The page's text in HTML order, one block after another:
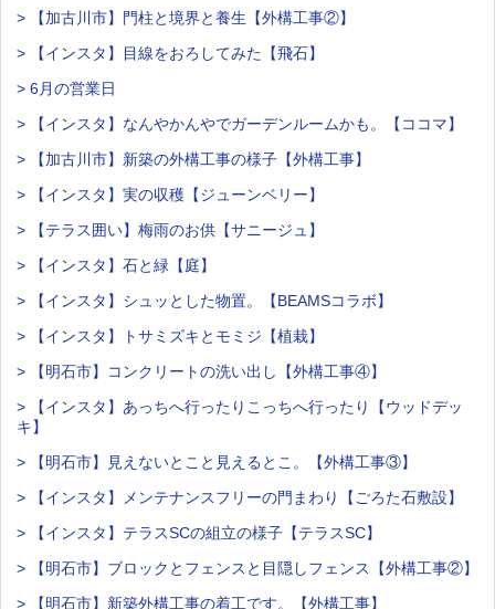
> 【加古川市】門柱と境界と養生【外構工事②】
> 【インスタ】目線をおろしてみた【飛石】
> 6月の営業日
> 【インスタ】なんやかんやでガーデンルームかも。【ココマ】
> 【加古川市】新築の外構工事の様子【外構工事】
> 【インスタ】実の収穫【ジューンベリー】
> 【テラス囲い】梅雨のお供【サニージュ】
> 【インスタ】石と緑【庭】
> 【インスタ】シュッとした物置。【BEAMSコラボ】
> 【インスタ】トサミズキとモミジ【植栽】
> 【明石市】コンクリートの洗い出し【外構工事④】
> 【インスタ】あっちへ行ったりこっちへ行ったり【ウッドデッ
キ】
> 【明石市】見えないとこと見えるとこ。【外構工事③】
> 【インスタ】メンテナンスフリーの門まわり【ごろた石敷設】
> 【インスタ】テラスSCの組立の様子【テラスSC】
> 【明石市】ブロックとフェンスと目隠しフェンス【外構工事②】
> 【明石市】新築外構工事の着工です。【外構工事】